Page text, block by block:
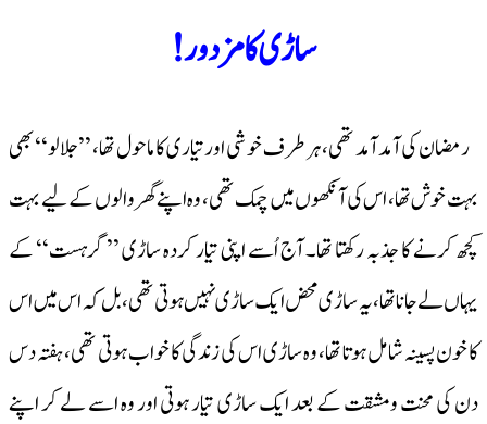
ساڑی کا مزدور!
رمضان کی آمد آمد تھی، ہر طرف خوشی اور تیاری کا ماحول تھا، ’’جلالو‘‘ بھی
بہت خوش تھا، اس کی آنکھوں میں چمک تھی، وہ اپنے گھر والوں کے لیے بہت
کچھ کرنے کا جذبہ رکھتا تھا۔ آج اُسے اپنی تیار کردہ ساڑی ’’گرہست‘‘ کے
یہاں لے جانا تھا، یہ ساڑی محض ایک ساڑی نہیں ہوتی تھی، بل کہ اس میں اس
کا خون پسینہ شامل ہوتا تھا، وہ ساڑی اس کی زندگی کا خواب ہوتی تھی، ہفتہ دس
دن کی محنت ومشقت کے بعد ایک ساڑی تیار ہوتی اور وہ اسے لے کر اپنے